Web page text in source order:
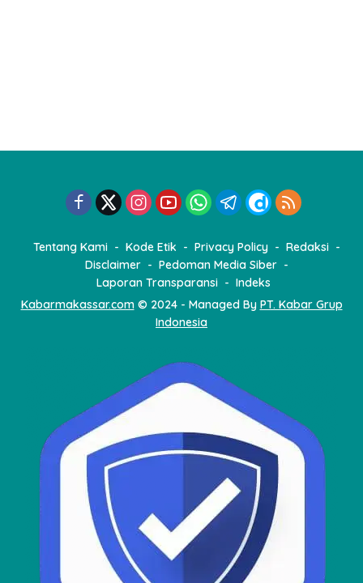
Tentang Kami Kode Etik Privacy Policy
Redaksi
Disclaimer
Pedoman Media Siber
Laporan Transparansi
Indeks
Kabarmakassar.com© 2024 - Managed By PT. Kabar Grup
Indonesia